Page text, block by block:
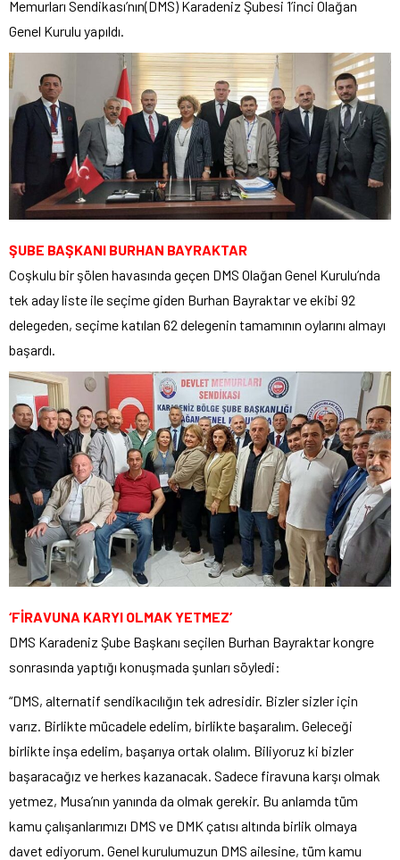
Memurları Sendikası’nın(DMS) Karadeniz Şubesi 1’inci Olağan
Genel Kurulu yapıldı.
ŞUBE BAŞKANI BURHAN BAYRAKTAR
Coşkulu bir şölen havasında geçen DMS Olağan Genel Kurulu’nda
tek aday liste ile seçime giden Burhan Bayraktar ve ekibi 92
delegeden, seçime katılan 62 delegenin tamamının oylarını almayı
başardı.
‘FİRAVUNA KARYI OLMAK YETMEZ’
DMS Karadeniz Şube Başkanı seçilen Burhan Bayraktar kongre
sonrasında yaptığı konuşmada şunları söyledi:
“DMS, alternatif sendikacılığın tek adresidir. Bizler sizler için
varız. Birlikte mücadele edelim, birlikte başaralım. Geleceği
birlikte inşa edelim, başarıya ortak olalım. Biliyoruz ki bizler
başaracağız ve herkes kazanacak. Sadece firavuna karşı olmak
yetmez, Musa’nın yanında da olmak gerekir. Bu anlamda tüm
kamu çalışanlarımızı DMS ve DMK çatısı altında birlik olmaya
davet ediyorum. Genel kurulumuzun DMS ailesine, tüm kamu